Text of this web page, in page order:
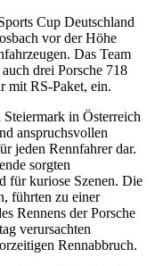
Cup Deutschland
vor der Höhe
Das Team
drei Porsche 718
mit RS-Paket, ein.
in Österreich
anspruchsvollen
jeden Rennfahrer dar.
sorgten
für kuriose Szenen. Die
führten zu einer
Rennens der Porsche
verursachten
Rennabbruch.